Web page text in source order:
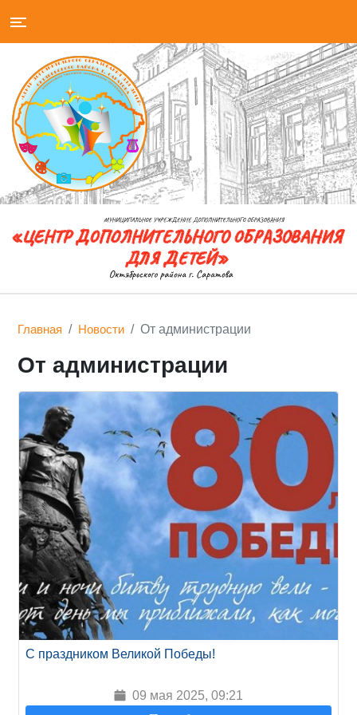
Главная Новости От администрации
От администрации
С праздником Великой Победы!
09 мая 2025, 09:21